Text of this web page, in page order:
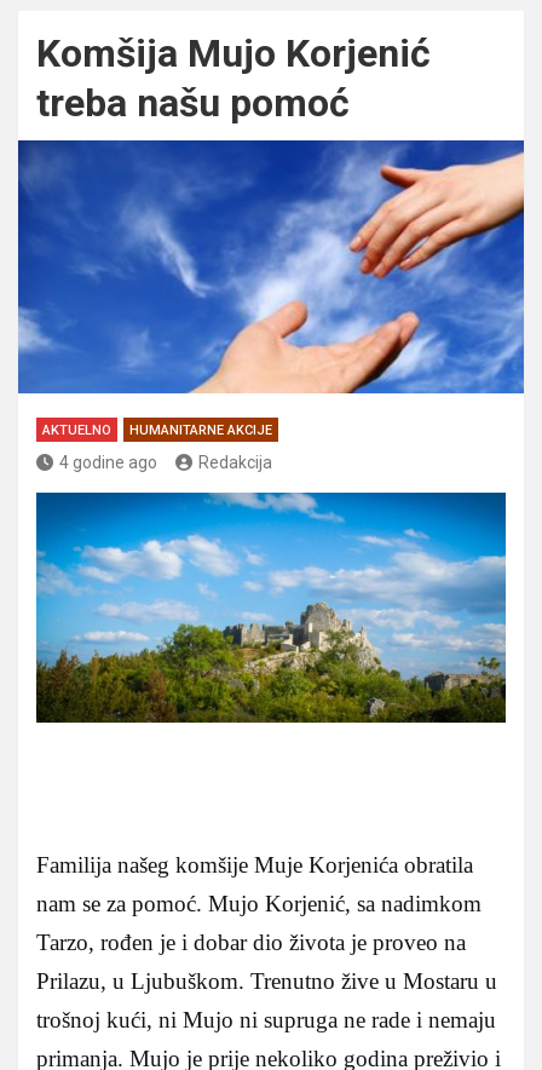
Komšija Mujo Korjenić
treba našu pomoć
AKTUELNO HUMANITARNE AKCIJE
4 godine ago Redakcija
Familija našeg komšije Muje Korjenića obratila
nam se za pomoć. Mujo Korjenić, sa nadimkom
Tarzo, rođen je i dobar dio života je proveo na
Prilazu, u Ljubuškom. Trenutno žive u Mostaru u
trošnoj kući, ni Mujo ni supruga ne rade i nemaju
primanja. Mujo je prije nekoliko godina preživio i